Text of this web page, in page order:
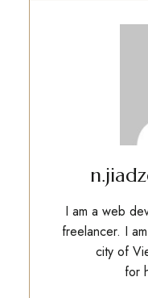
I am a web
freelancer. I
city of
for